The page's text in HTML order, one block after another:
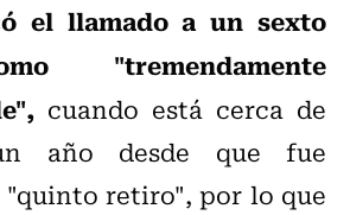
el llamado a un sexto
"tremendamente
cuando está cerca de
año desde que fue
"quinto retiro", por lo que